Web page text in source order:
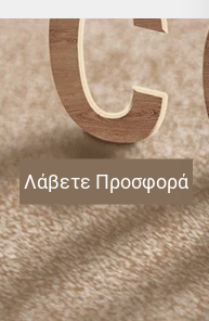
Λάβετε Προσφορά